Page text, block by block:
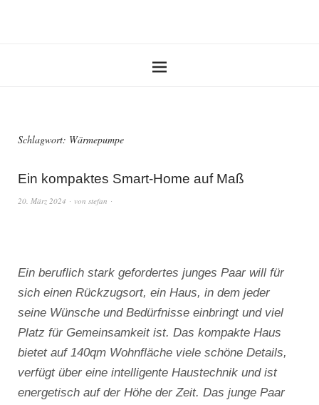
Schlagwort: Wärmepumpe
Ein kompaktes Smart-Home auf Maß
20. März 2024 von stefan
Ein beruflich stark gefordertes junges Paar will für
sich einen Rückzugsort, ein Haus, in dem jeder
seine Wünsche und Bedürfnisse einbringt und viel
Platz für Gemeinsamkeit ist. Das kompakte Haus
bietet auf 140qm Wohnfläche viele schöne Details,
verfügt über eine intelligente Haustechnik und ist
energetisch auf der Höhe der Zeit. Das junge Paar